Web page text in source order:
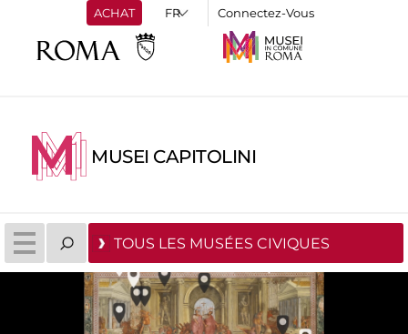
ACHAT Connectez-Vous
MUSEI CAPITOLINI
TOUS LES MUSÉES CIVIQUES